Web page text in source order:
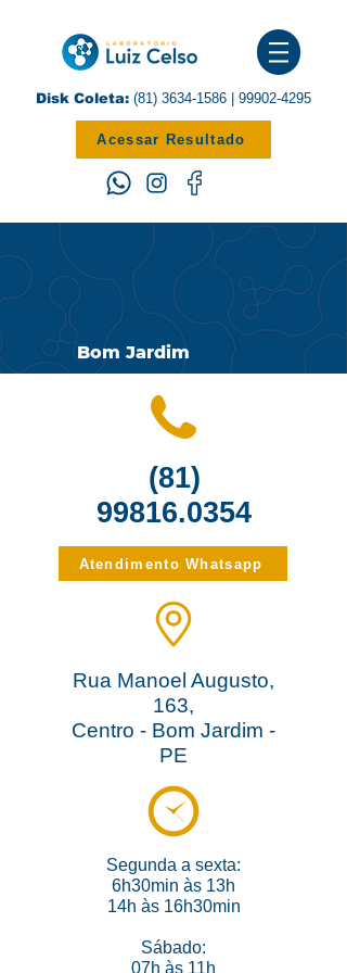
Disk Coleta: (81) 3634-1586 99902-4295
Acessar Resultado
Bom Jardim
(81)
99816.0354
Atendimento Whatsapp
Rua Manoel Augusto,
163,
Centro - Bom Jardim -
PE
Segunda a sexta:
6h30min às 13h
14h às 16h30min
Sábado:
07h às 11h